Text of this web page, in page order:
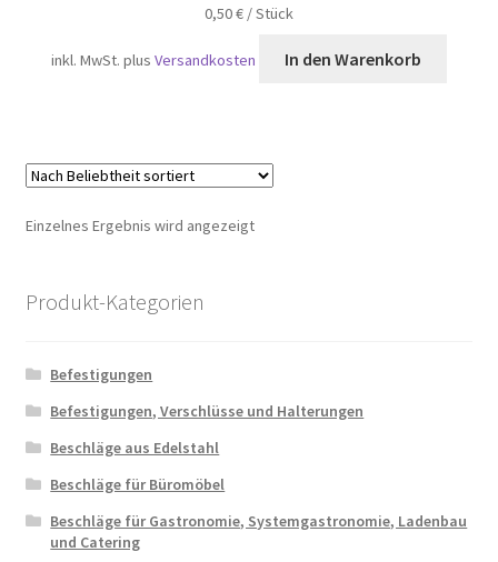
0,50€ /Stück
inkl. MwSt. plusVersandkosten In den Warenkorb
Einzelnes Ergebnis wird angezeigt
Produkt-Kategorien
Befestigungen
Befestigungen, Verschlüsse und Halterungen
Beschläge aus Edelstahl
Beschläge für Büromöbel
Beschläge für Gastronomie, Systemgastronomie, Ladenbau
und Catering